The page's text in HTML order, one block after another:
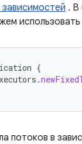
. В
{
.
потоков в